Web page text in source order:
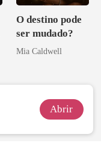
O destino pode
ser mudado?
Mia Caldwell
Abrir